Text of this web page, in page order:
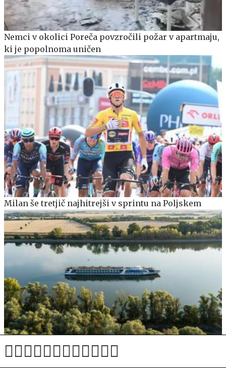
Nemci v okolici Poreča povzročili požar v apartmaju,
ki je popolnoma uničen
Milan še tretjič najhitrejši v sprintu na Poljskem
Izsušena Donava razburja turiste: Nismo plačali za to